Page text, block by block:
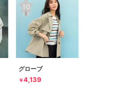
グローブ
￥4,139